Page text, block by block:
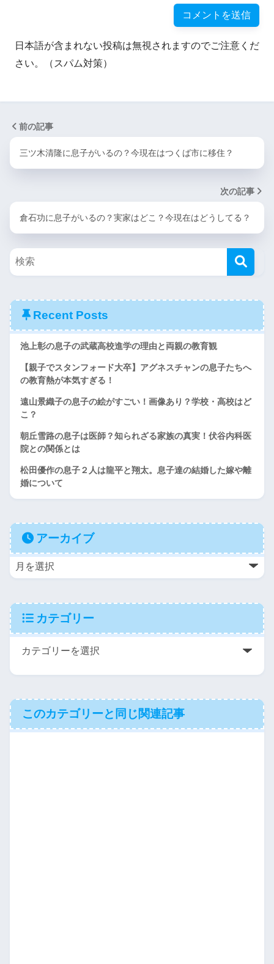
日本語が含まれない投稿は無視されますのでご注意くだ
さい。（スパム対策）
前の記事
三ツ木清隆に息子がいるの？今現在はつくば市に移住？
次の記事
倉石功に息子がいるの？実家はどこ？今現在はどうしてる？
Recent Posts
池上彰の息子の武蔵高校進学の理由と両親の教育観
【親子でスタンフォード大卒】アグネスチャンの息子たちへ
の教育熱が本気すぎる！
遠山景織子の息子の絵がすごい！画像あり？学校・高校はど
こ？
朝丘雪路の息子は医師？知られざる家族の真実！伏谷内科医
院との関係とは
松田優作の息子２人は龍平と翔太。息子達の結婚した嫁や離
婚について
アーカイブ
カテゴリー
このカテゴリーと同じ関連記事